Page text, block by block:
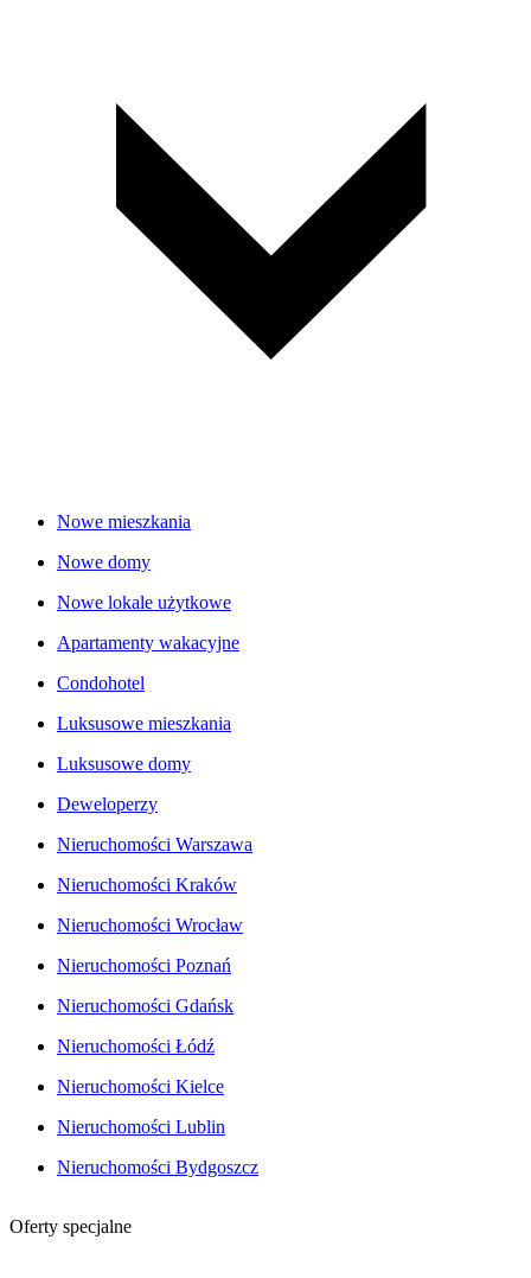
Nowe mieszkania
Nowe domy
Nowe lokale użytkowe
Apartamenty wakacyjne
Condohotel
Luksusowe mieszkania
Luksusowe domy
Deweloperzy
Nieruchomości Warszawa
Nieruchomości Kraków
Nieruchomości Wrocław
Nieruchomości Poznań
Nieruchomości Gdańsk
Nieruchomości Łódź
Nieruchomości Kielce
Nieruchomości Lublin
Nieruchomości Bydgoszcz
Oferty specjalne